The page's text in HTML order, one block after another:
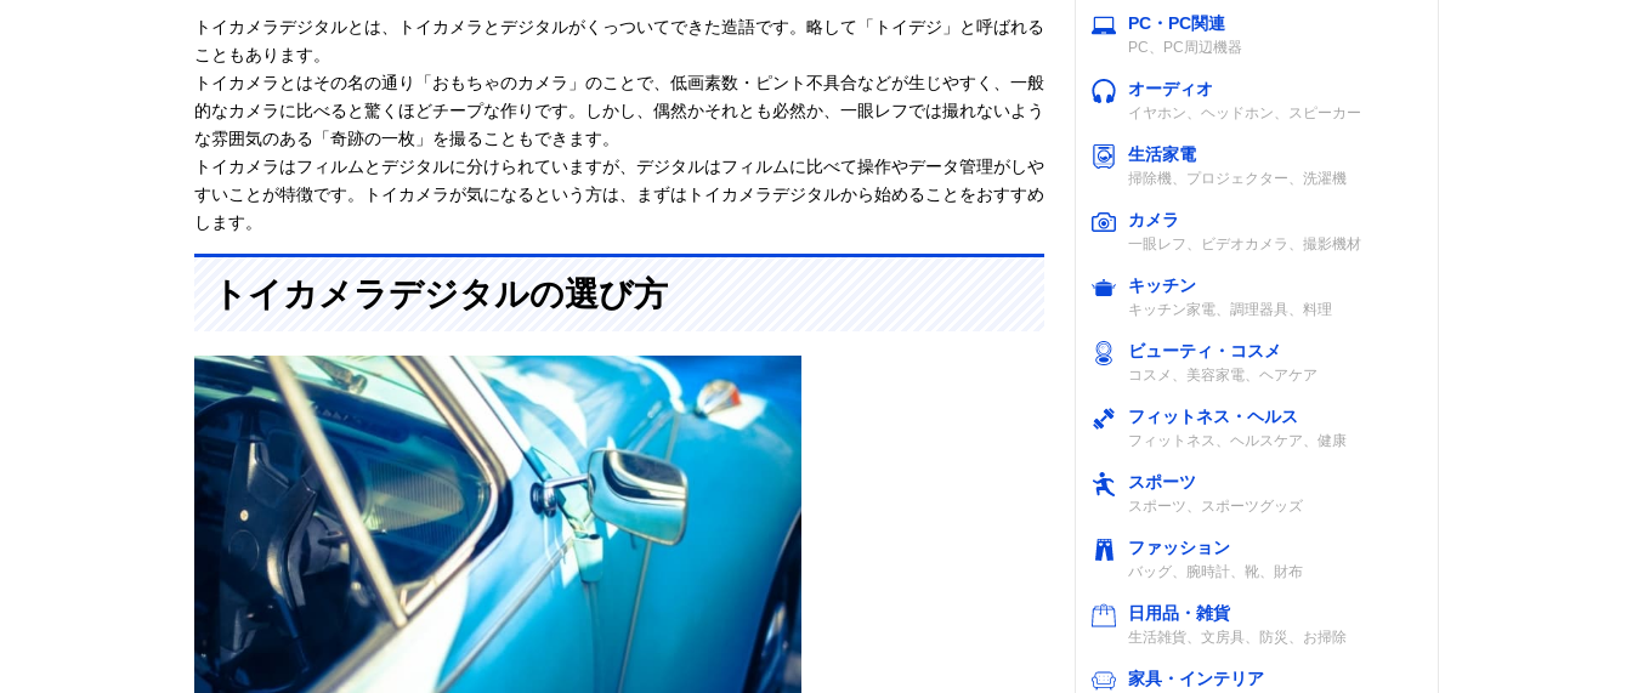
トイカメラデジタルとは、トイカメラとデジタルがくっついてできた造語です。略して「トイデジ」と呼ばれる
こともあります。
トイカメラとはその名の通り「おもちゃのカメラ」のことで、低画素数・ピント不具合などが生じやすく、一般
的なカメラに比べると驚くほどチープな作りです。しかし、偶然かそれとも必然か、一眼レフでは撮れないよう
な雰囲気のある「奇跡の一枚」を撮ることもできます。
トイカメラはフィルムとデジタルに分けられていますが、デジタルはフィルムに比べて操作やデータ管理がしや
すいことが特徴です。トイカメラが気になるという方は、まずはトイカメラデジタルから始めることをおすすめ
します。
トイカメラデジタルの選び方
PC・PC関連
PC、PC周辺機器
オーディオ
イヤホン、ヘッドホン、スピーカー
生活家電
掃除機、プロジェクター、洗濯機
カメラ
一眼レフ、ビデオカメラ、撮影機材
キッチン
キッチン家電、調理器具、料理
ビューティ・コスメ
コスメ、美容家電、ヘアケア
フィットネス・ヘルス
フィットネス、ヘルスケア、健康
スポーツ
スポーツ、スポーツグッズ
ファッション
バッグ、腕時計、靴、財布
日用品・雑貨
生活雑貨、文房具、防災、お掃除
家具・インテリア